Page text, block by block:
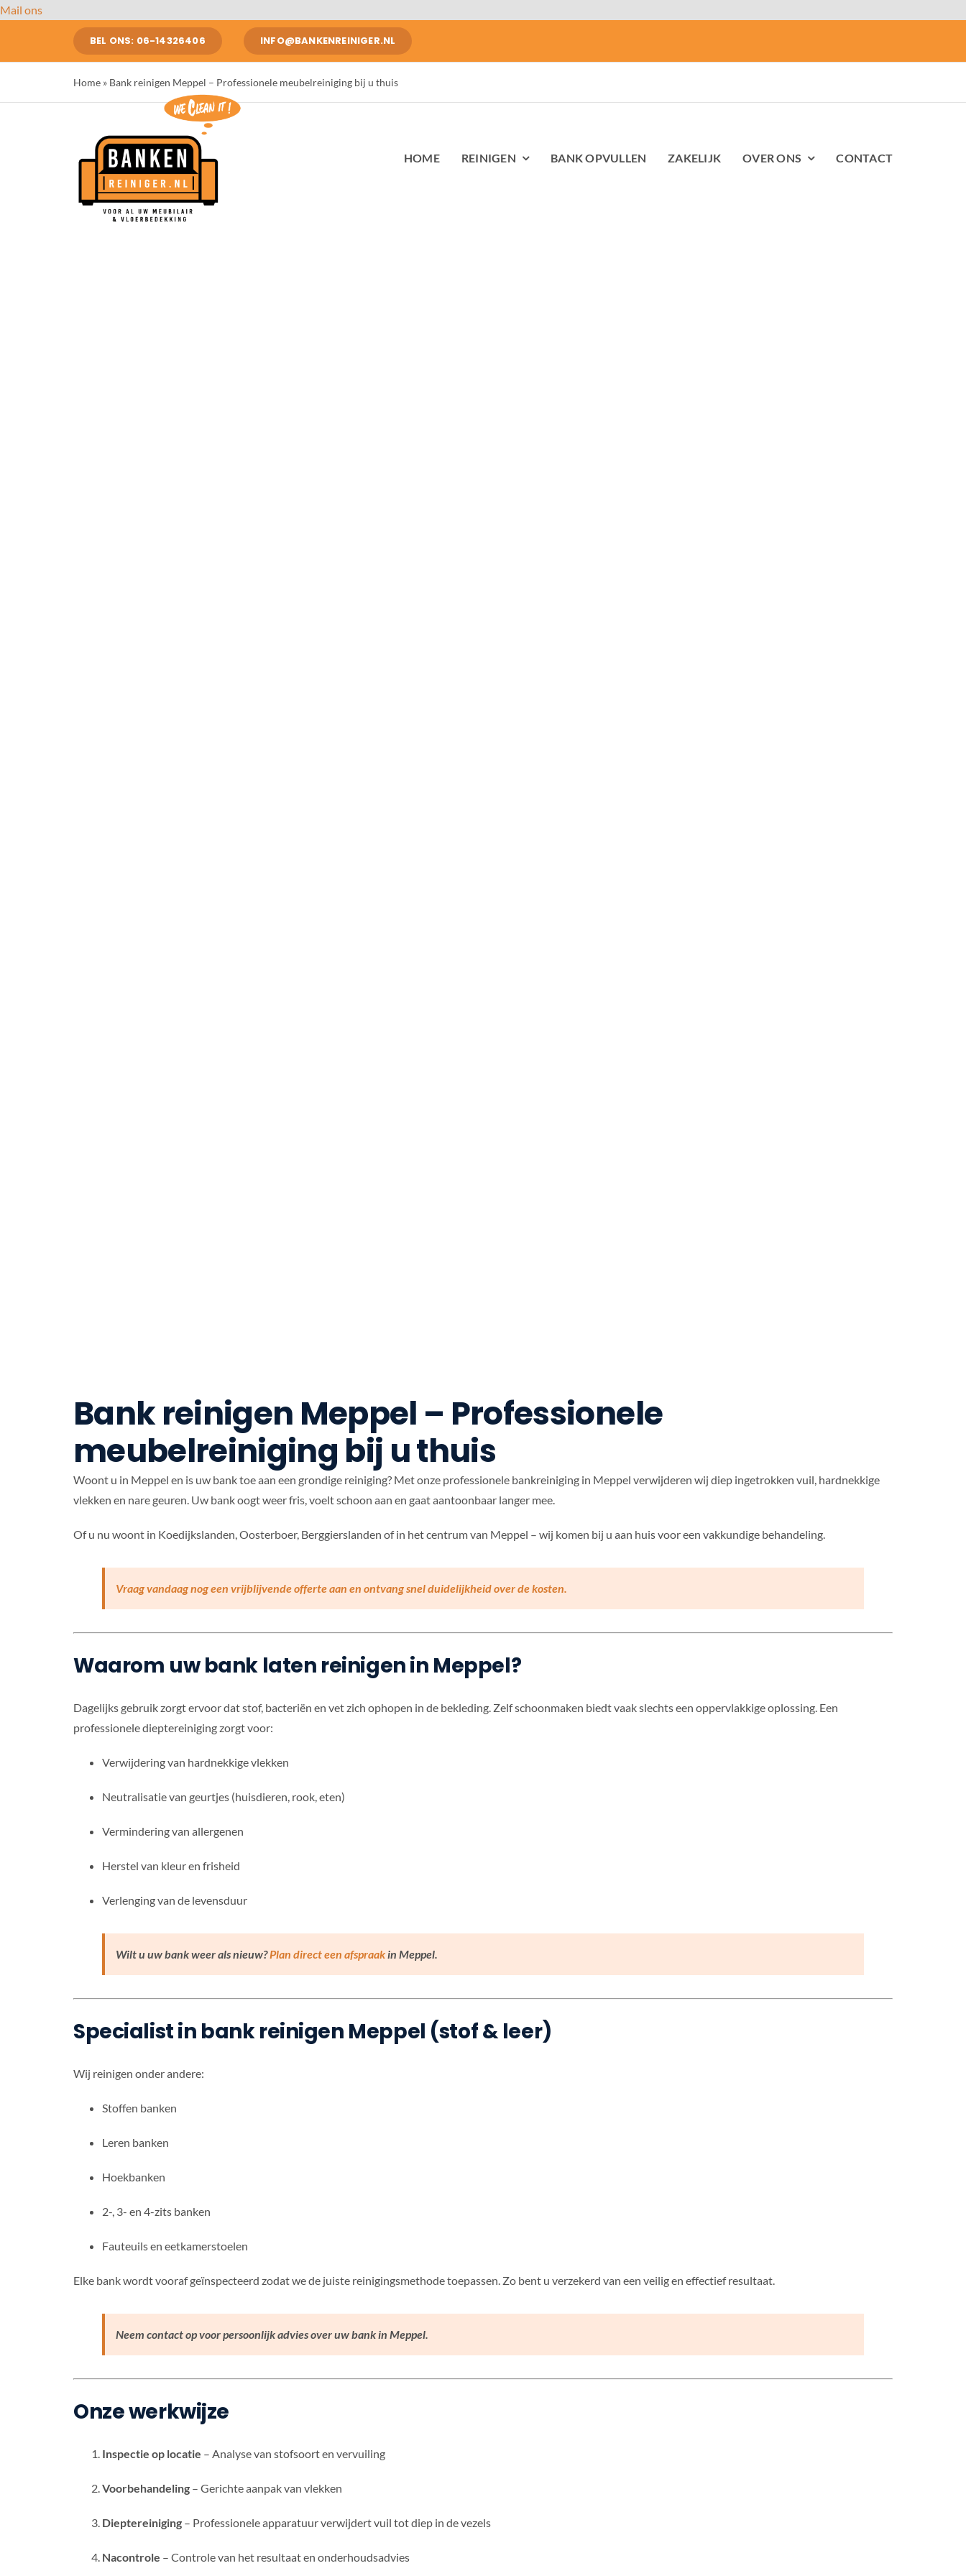
Mail onsGa
inhoud
BEL ONS: 06-14326406 INFO@BANKENREINIGER.NL
HOME REINIGEN BANK OPVULLEN ZAKELIJK OVER ONS CONTACT
Home » Bank reinigen Meppel – Professionele meubelreiniging bij u thuis
Bank reinigen Meppel – Professionele
meubelreiniging bij u thuis
Woont u in Meppel en is uw bank toe aan een grondige reiniging? Met onze professionele bankreiniging in Meppel verwijderen wij diep ingetrokken vuil, hardnekkige
vlekken en nare geuren. Uw bank oogt weer fris, voelt schoon aan en gaat aantoonbaar langer mee.
Of u nu woont in Koedijkslanden, Oosterboer, Berggierslanden of in het centrum van Meppel – wij komen bij u aan huis voor een vakkundige behandeling.
Vraag vandaag nog een vrijblijvende offerte aan en ontvang snel duidelijkheid over de kosten.
Waarom uw bank laten reinigen in Meppel?
Dagelijks gebruik zorgt ervoor dat stof, bacteriën en vet zich ophopen in de bekleding. Zelf schoonmaken biedt vaak slechts een oppervlakkige oplossing. Een
professionele dieptereiniging zorgt voor:
Verwijdering van hardnekkige vlekken
Neutralisatie van geurtjes (huisdieren, rook, eten)
Vermindering van allergenen
Herstel van kleur en frisheid
Verlenging van de levensduur
Wilt u uw bank weer als nieuw?Plan direct een afspraakin Meppel.
Specialist in bank reinigen Meppel (stof & leer)
Wij reinigen onder andere:
Stoffen banken
Leren banken
Hoekbanken
2-, 3- en 4-zits banken
Fauteuils en eetkamerstoelen
Elke bank wordt vooraf geïnspecteerd zodat we de juiste reinigingsmethode toepassen. Zo bent u verzekerd van een veilig en effectief resultaat.
Neem contact op voor persoonlijk advies over uw bank in Meppel.
Onze werkwijze
Inspectie op locatie – Analyse van stofsoort en vervuiling
Voorbehandeling– Gerichte aanpak van vlekken
Dieptereiniging– Professionele apparatuur verwijdert vuil tot diep in de vezels
Nacontrole – Controle van het resultaat en onderhoudsadvies